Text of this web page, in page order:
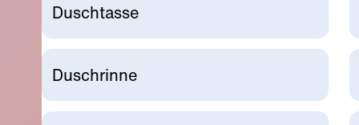
Duschtasse
Duschrinne